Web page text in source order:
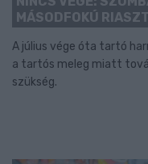
MÁSODFOKÚ
A július vége óta tartó
a tartós meleg miatt
szükség.